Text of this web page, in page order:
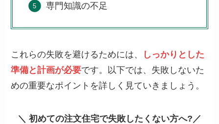
専門知識の不足
これらの失敗を避けるためには、
しっかりとした
準備と計画が必要です。以下では、失敗しないた
めの重要なポイントを詳しく見ていきましょう。
＼ 初めての注文住宅で失敗したくない方へ?／